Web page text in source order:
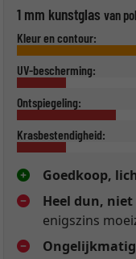
1 mm kunstglas van
Kleur en contour:
UV-bescherming:
Ontspiegeling:
Krasbestendigheid:
Goedkoop,
Heel dun,
enigszins